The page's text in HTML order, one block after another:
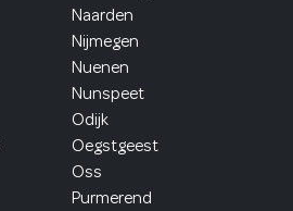
Naarden
Nijmegen
Nuenen
Nunspeet
Odijk
Oegstgeest
Oss
Purmerend